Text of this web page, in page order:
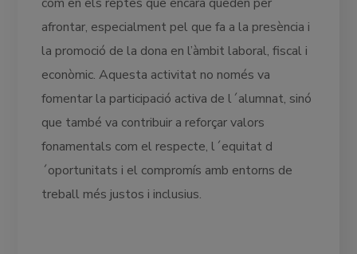
afrontar, especialment pel que fa a la presència i
la promoció de la dona en l’àmbit laboral, fiscal i
econòmic. Aquesta activitat no només va
fomentar la participació activa de l´alumnat, sinó
que també va contribuir a reforçar valors
fonamentals com el respecte, l´equitat d
´oportunitats i el compromís amb entorns de
treball més justos i inclusius.